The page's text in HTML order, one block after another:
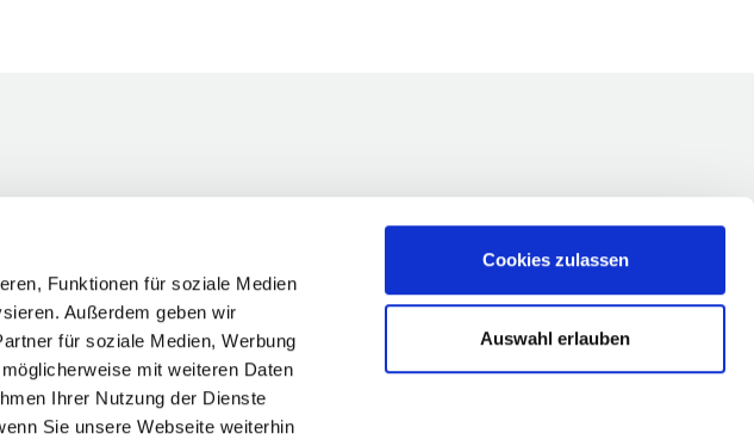
Funktionen für soziale Medien
Außerdem geben wir
für soziale Medien, Werbung
mit weiteren Daten
Ihrer Nutzung der Dienste
Sie unsere Webseite weiterhin
Cookies zulassen
Auswahl erlauben